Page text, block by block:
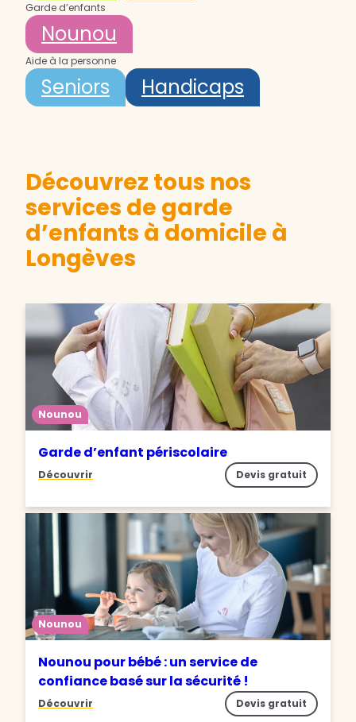
Garde d’enfants
Nounou
Aide à la personne
Seniors Handicaps
Découvrez tous nos
services de garde
d’enfants à domicile à
Longèves
Nounou
Garde d’enfant périscolaire
Découvrir Devis gratuit
Nounou
Nounou pour bébé : un service de
confiance basé sur la sécurité !
Découvrir Devis gratuit